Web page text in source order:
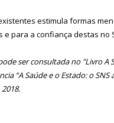
estimula formas
para a confiança destas no
ser consultada no "Livro A
“A Saúde e o Estado: o